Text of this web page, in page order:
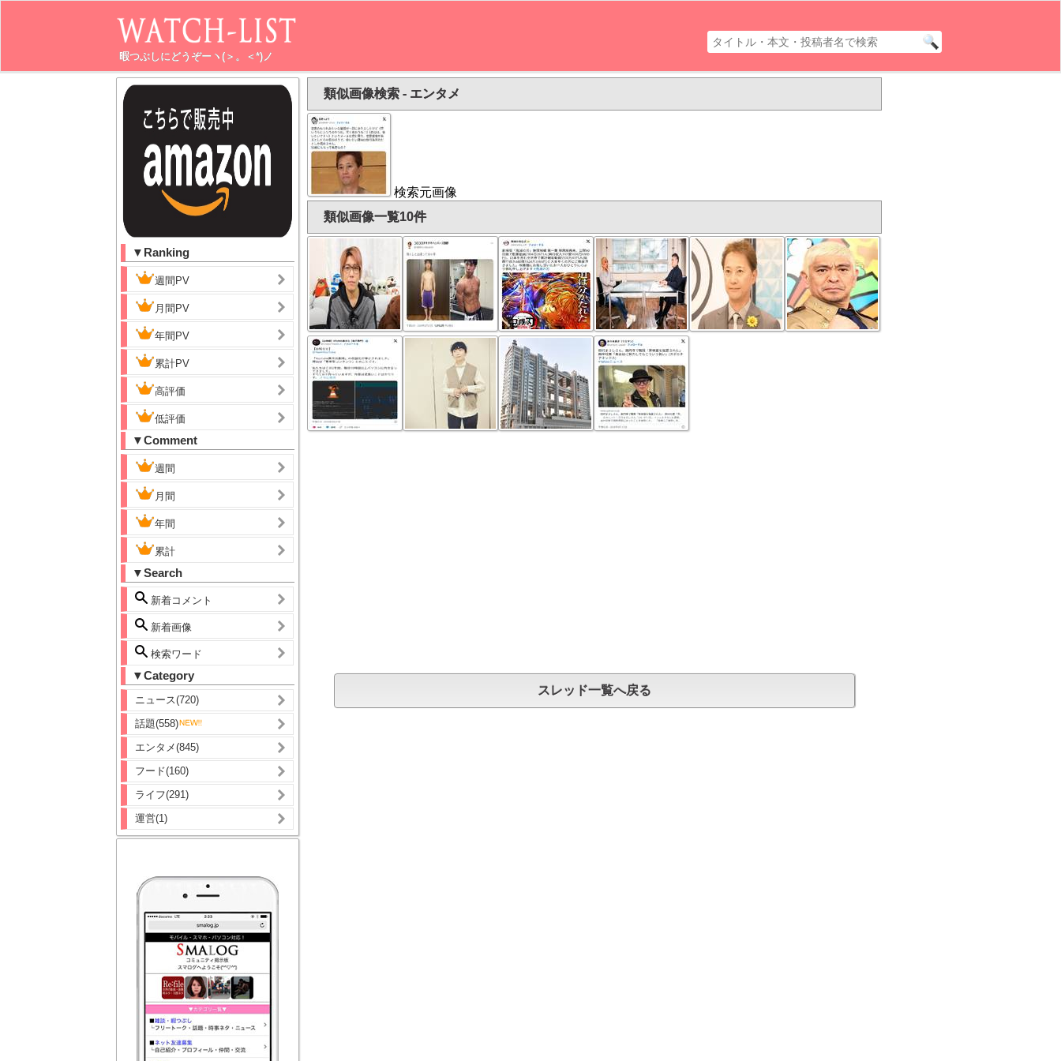
暇つぶしにどうぞーヽ(＞。＜*)ノ
▼Ranking
週間PV
月間PV
年間PV
累計PV
高評価
低評価
▼Comment
週間
月間
年間
累計
▼Search
新着コメント
新着画像
検索ワード
▼Category
ニュース(720)
話題(558)
エンタメ(845)
フード(160)
ライフ(291)
運営(1)
類似画像検索 - エンタメ
検索元画像
類似画像一覧10件
スレッド一覧へ戻る